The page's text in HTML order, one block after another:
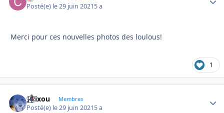
Posté(e) le 29 juin 20215 a
Merci pour ces nouvelles photos des loulous!
1
felixou Membres
Posté(e) le 29 juin 20215 a